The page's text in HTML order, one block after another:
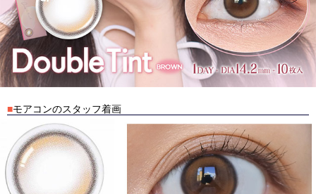
■モアコンのスタッフ着画